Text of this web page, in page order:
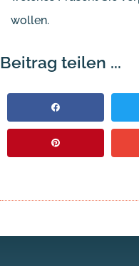
wollen.
Beitrag teilen ...